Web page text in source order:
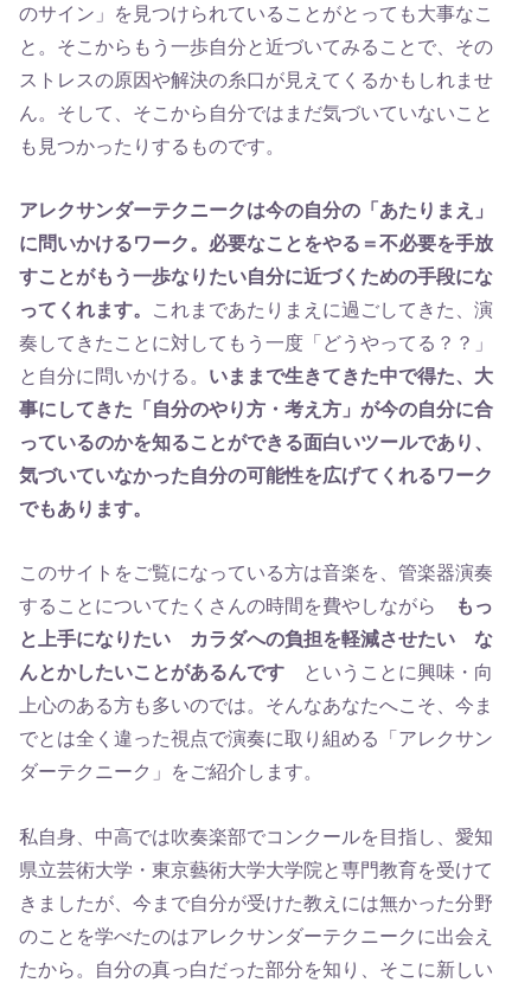
のサイン」を見つけられていることがとっても大事なこ
と。そこからもう一歩自分と近づいてみることで、その
ストレスの原因や解決の糸口が見えてくるかもしれませ
ん。そして、そこから自分ではまだ気づいていないこと
も見つかったりするものです。
アレクサンダーテクニークは今の自分の「あたりまえ」
に問いかけるワーク。必要なことをやる＝不必要を手放
すことがもう一歩なりたい自分に近づくための手段にな
ってくれます。 これまであたりまえに過ごしてきた、演
奏してきたことに対してもう一度「どうやってる？？」
と自分に問いかける。 いままで生きてきた中で得た、大
事にしてきた「自分のやり方・考え方」が今の自分に合
っているのかを知ることができる面白いツールであり、
気づいていなかった自分の可能性を広げてくれるワーク
でもあります。
このサイトをご覧になっている方は音楽を、管楽器演奏
することについてたくさんの時間を費やしながら
もっ
と上手になりたい カラダへの負担を軽減させたい な
んとかしたいことがあるんです ということに興味・向
上心のある方も多いのでは。そんなあなたへこそ、今ま
でとは全く違った視点で演奏に取り組める「アレクサン
ダーテクニーク」をご紹介します。
私自身、中高では吹奏楽部でコンクールを目指し、愛知
県立芸術大学・東京藝術大学大学院と専門教育を受けて
きましたが、今まで自分が受けた教えには無かった分野
のことを学べたのはアレクサンダーテクニークに出会え
たから。自分の真っ白だった部分を知り、そこに新しい